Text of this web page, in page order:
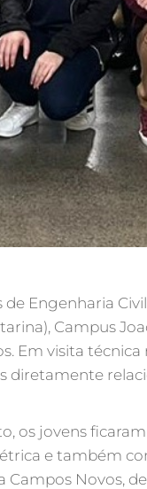
de Engenharia
Campus
Em visita técnica
diretamente
os jovens
e também
Campos Novos,